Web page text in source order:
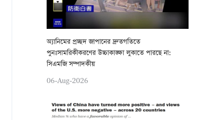
অ্যানিমের প্রচ্ছদ জাপানের দ্রুতগতিতে
পুনঃসামরিকীকরণের উচ্চাকাঙ্ক্ষা লুকাতে পারছে না:
সিএমজি সম্পাদকীয়
06-Aug-2026